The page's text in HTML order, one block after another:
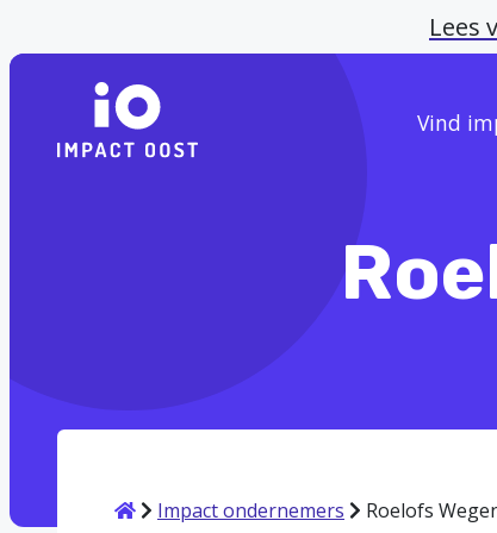
Lees
Vind
HomeImpact ondernemers Roelofs